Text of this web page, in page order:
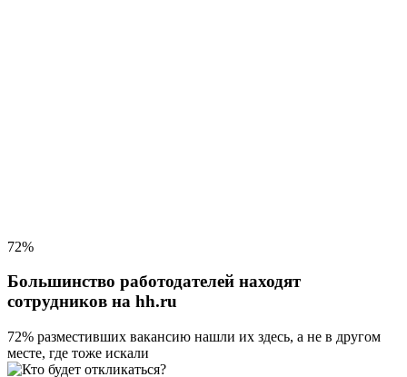
72%
Большинство работодателей находят
сотрудников на hh.ru
72% разместивших вакансию нашли их здесь, а не в другом
месте, где тоже искали